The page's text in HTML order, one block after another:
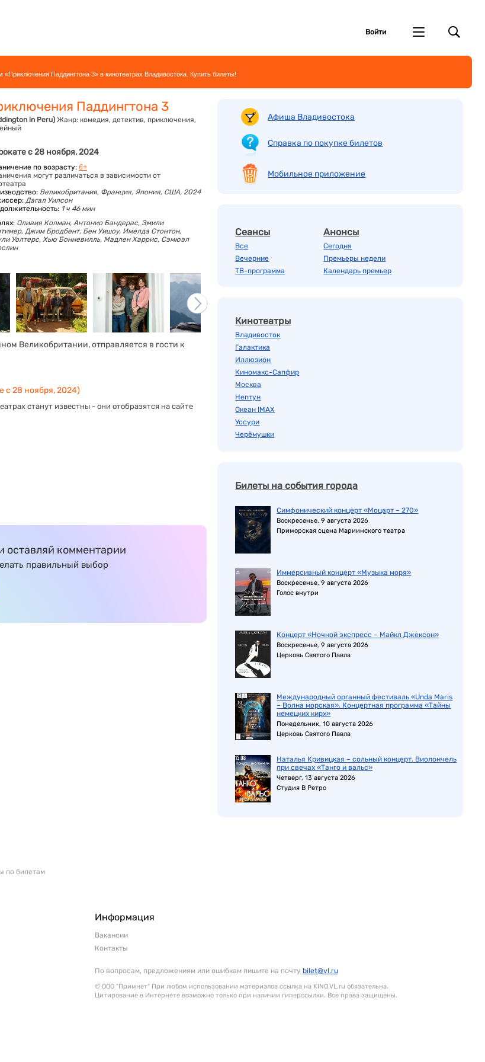
Войти
«Приключения Паддингтона 3» в кинотеатрах Владивостока. Купить билеты!
Паддингтона 3
in Peru) Жанр: комедия, детектив, приключения,
с 28 ноября, 2024
по возрасту: 6+
могут различаться в зависимости от
Великобритания, Франция, Япония, США, 2024
Дагал Уилсон
1 ч 46 мин
Оливия Колман, Антонио Бандерас, Эмили
Джим Бродбент, Бен Уишоу, Имелда Стонтон,
Уолтерс, Хью Бонневилль, Мадлен Харрис, Сэмюэл
Великобритании, отправляется в гости к
с 28 ноября, 2024)
станут известны - они отобразятся на сайте
комментарии
правильный выбор
Афиша Владивостока
Справка по покупке билетов
Мобильное приложение
Сеансы
Все
Вечерние
ТВ-программа
Анонсы
Сегодня
Премьеры недели
Календарь премьер
Кинотеатры
Владивосток
Галактика
Иллюзион
Киномакс-Сапфир
Москва
Нептун
Океан IMAX
Уссури
Черёмушки
Билеты на события города
Симфонический концерт «Моцарт – 270»
Воскресенье, 9 августа 2026
Приморская сцена Мариинского театра
Иммерсивный концерт «Музыка моря»
Воскресенье, 9 августа 2026
Голос внутри
Концерт «Ночной экспресс – Майкл Джексон»
Воскресенье, 9 августа 2026
Церковь Святого Павла
Международный органный фестиваль «Unda Maris
– Волна морская». Концертная программа «Тайны
немецких кирх»
Понедельник, 10 августа 2026
Церковь Святого Павла
Наталья Кривицкая – сольный концерт. Виолончель
при свечах «Танго и вальс»
Четверг, 13 августа 2026
Студия В Ретро
по билетам
Информация
Вакансии
Контакты
По вопросам, предложениям или ошибкам пишите на почту bilet@vl.ru
© ООО "Примнет" При любом использовании материалов ссылка на KINO.VL.ru обязательна.
Цитирование в Интернете возможно только при наличии гиперссылки. Все права защищены.